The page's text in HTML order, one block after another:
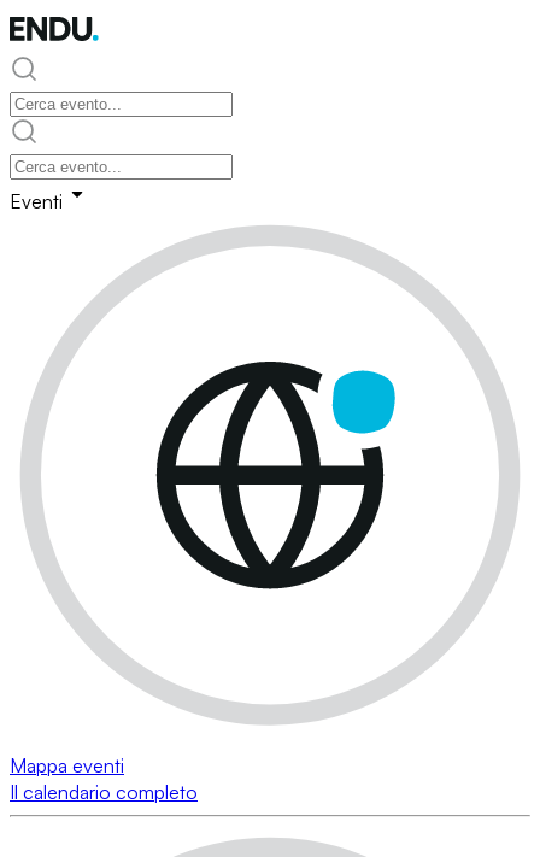
Eventi
Mappa eventi
Il calendario completo